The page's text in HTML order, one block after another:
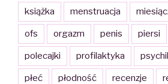
książka menstruacja
ofs orgazm penis piersi
polecajki profilaktyka
płeć płodność recenzje